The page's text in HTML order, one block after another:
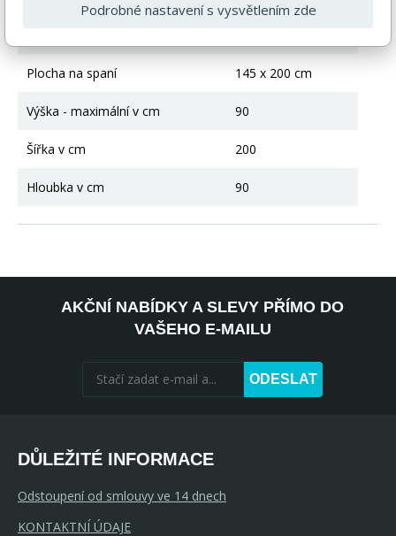
Plocha na spaní 145 x 200 cm
Výška - maximální v cm 90
Šířka v cm 200
Hloubka v cm 90
AKČNÍ NABÍDKY A SLEVY PŘÍMO DO
VAŠEHO E-MAILU
ODESLAT
DŮLEŽITÉ INFORMACE
Odstoupení od smlouvy ve 14 dnech
KONTAKTNÍ ÚDAJE
Podrobné nastavení s vysvětlením zde